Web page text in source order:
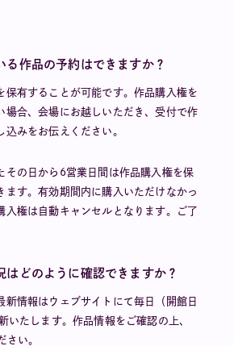
る作品の予約はできますか？
保有することが可能です。作品購入権を
場合、会場にお越しいただき、受付で作
込みをお伝えください。
その日から6営業日間は作品購入権を保
ます。有効期間内に購入いただけなかっ
入権は自動キャンセルとなります。ご了
はどのように確認できますか？
新情報はウェブサイトにて毎日（開館日
いたします。作品情報をご確認の上、
さい。